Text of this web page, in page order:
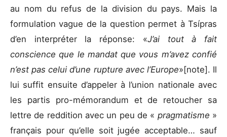
au nom du refus de la division du pays. Mais la
formulation vague de la question permet à Tsípras
d’en interpréter la réponse: «J’ai tout à fait
conscience que le mandat que vous m’avez confié
n’est pas celui d’une rupture avec l’Europe»[note]. Il
lui suffit ensuite d’appeler à l’union nationale avec
les partis pro-mémorandum et de retoucher sa
lettre de reddition avec un peu de « pragmatisme »
français pour qu’elle soit jugée acceptable… sauf